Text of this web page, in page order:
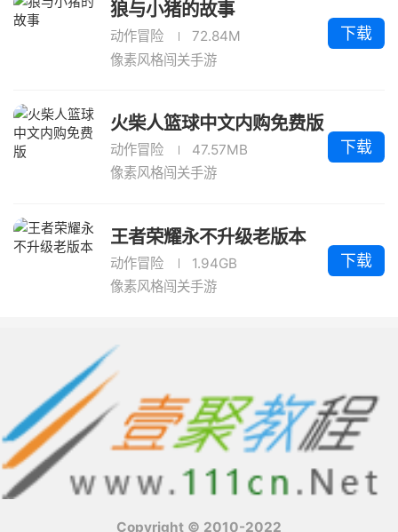
狼与小猪的故事
动作冒险
72.84M
像素风格闯关手游
下载
火柴人篮球中文内购免费版
动作冒险
47.57MB
像素风格闯关手游
下载
王者荣耀永不升级老版本
动作冒险
1.94GB
像素风格闯关手游
下载
Copyright © 2010-2022